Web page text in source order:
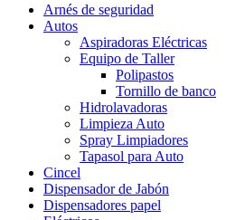
Arnés de seguridad
Autos
Aspiradoras Eléctricas
Equipo de Taller
Polipastos
Tornillo de banco
Hidrolavadoras
Limpieza Auto
Spray Limpiadores
Tapasol para Auto
Cincel
Dispensador de Jabón
Dispensadores papel